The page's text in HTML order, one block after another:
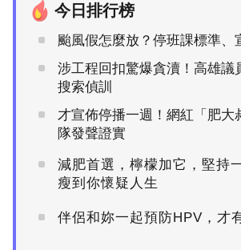
今日排行榜
颱風假怎麼放？停班課標準、
涉工程回扣驚爆貪瀆！高雄議
搜索偵訓
才宣佈停播一週！網紅「肥大
隊發聲證實
減肥首選，檸檬加它，堅持
瘦到你懷疑人生
伴侶和妳一起預防HPV，才